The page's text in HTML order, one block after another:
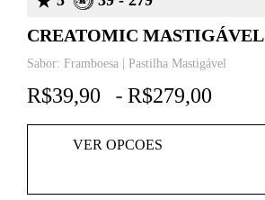
CREATOMIC MASTIGÁVEL
Sabor: Framboesa | Pastilha Mastigável
R$39,90 - R$279,00
VER OPCOES